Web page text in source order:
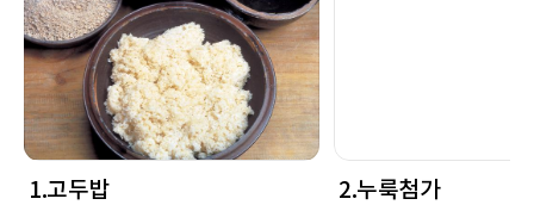
1.고두밥 2.누룩첨가